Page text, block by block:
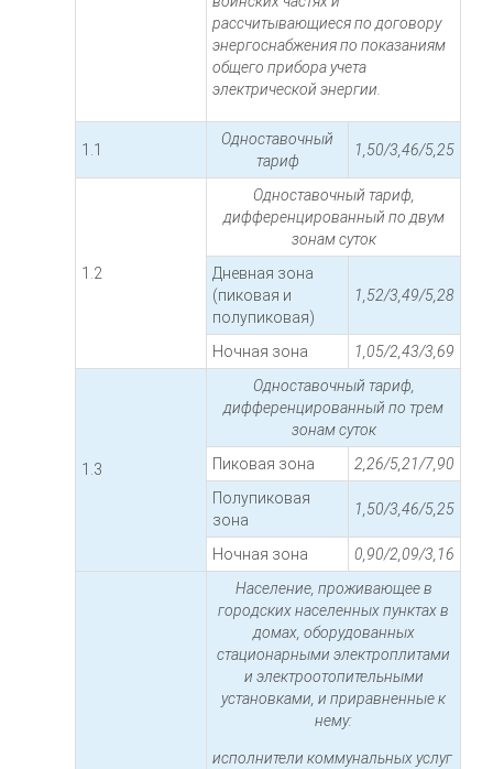
рассчитывающиеся по договору
энергоснабжения по показаниям
общего прибора учета
электрической энергии.
1.1
Одноставочный
тариф
1,50/3,46/5,25
1.2
Одноставочный тариф,
дифференцированный по двум
зонам суток
Дневная зона
(пиковая и
полупиковая)
1,52/3,49/5,28
Ночная зона 1,05/2,43/3,69
1.3
Одноставочный тариф,
дифференцированный по трем
зонам суток
Пиковая зона
2,26/5,21/7,90
Полупиковая
зона
1,50/3,46/5,25
Ночная зона 0,90/2,09/3,16
Население, проживающее в
городских населенных пунктах в
домах, оборудованных
стационарными электроплитами
и электроотопительными
установками, и приравненные к
нему:
исполнители коммунальных услуг